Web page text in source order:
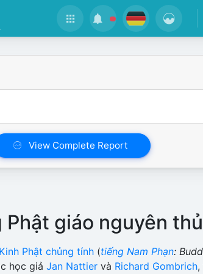
View Complete Report
giáo nguyên
Kinh Phật chủng tính (tiếng Nam Phạn:
học giả Jan Nattier và Richard Gombrich,